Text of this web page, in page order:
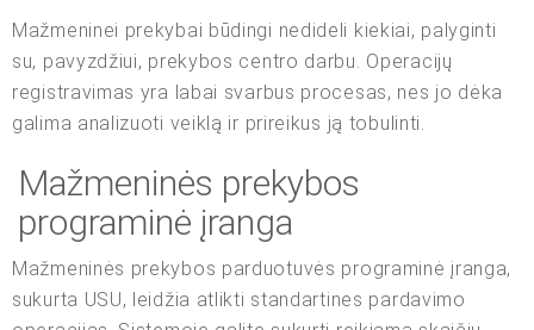
Mažmeninei prekybai būdingi nedideli kiekiai, palyginti
su, pavyzdžiui, prekybos centro darbu. Operacijų
registravimas yra labai svarbus procesas, nes jo dėka
galima analizuoti veiklą ir prireikus ją tobulinti.
Mažmeninės prekybos
programinė įranga
Mažmeninės prekybos parduotuvės programinė įranga,
sukurta USU, leidžia atlikti standartines pardavimo